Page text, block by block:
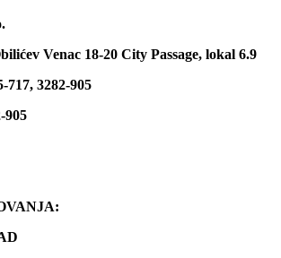
Venac 18-20 City Passage, lokal 6.9
717, 3282-905
905